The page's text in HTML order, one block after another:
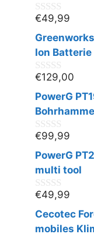
0
v
o
n
€49,99
Ion Batterie
0
v
o
n
€129,00
PowerG
0
v
o
n
€99,99
PowerG
multi tool
0
v
o
n
€49,99
Cecotec
mobiles